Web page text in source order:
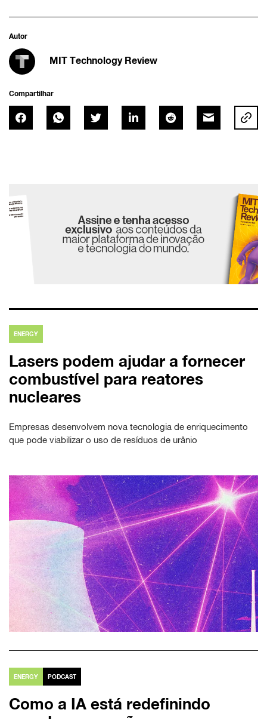
Autor
MIT Technology Review
Compartilhar
ENERGY
Lasers podem ajudar a fornecer
combustível para reatores
nucleares
Empresas desenvolvem nova tecnologia de enriquecimento
que pode viabilizar o uso de resíduos de urânio
ENERGY PODCAST
Como a IA está redefinindo